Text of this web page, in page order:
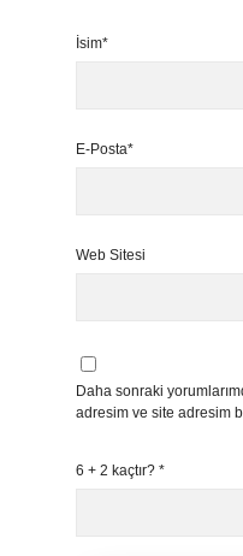
İsim*
E-Posta*
Web Sitesi
Daha sonraki
adresim ve site adresim
6 + 2 kaçtır? *